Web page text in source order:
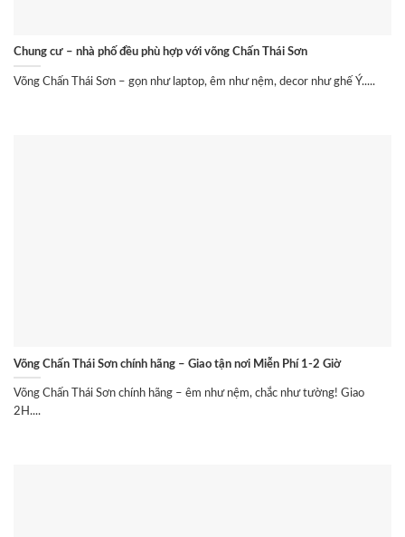
Chung cư – nhà phố đều phù hợp với võng Chấn Thái Sơn
Võng Chấn Thái Sơn – gọn như laptop, êm như nệm, decor như ghế Ý.....
Võng Chấn Thái Sơn chính hãng – Giao tận nơi Miễn Phí 1-2 Giờ
Võng Chấn Thái Sơn chính hãng – êm như nệm, chắc như tường! Giao
2H....